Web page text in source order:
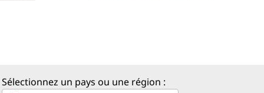
Sélectionnez un pays ou une région :